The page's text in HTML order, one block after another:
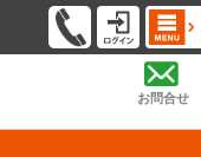
お問合せ